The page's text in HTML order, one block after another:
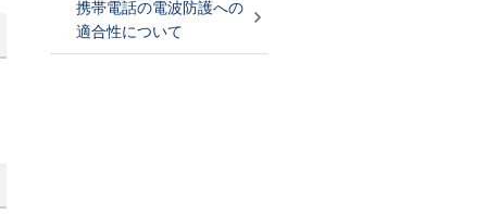
携帯電話の電波防護への
適合性について